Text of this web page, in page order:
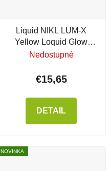
Liquid NIKL LUM-X
Yellow Loquid Glow
Corn
Nedostupné
€15,65
DETAIL
NOVINKA